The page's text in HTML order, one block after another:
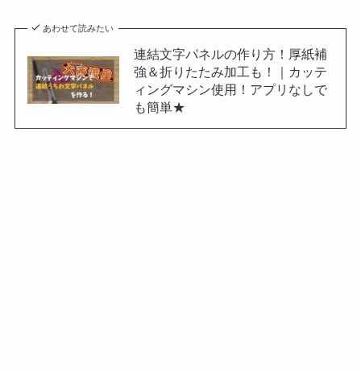
あわせて読みたい
連結文字パネルの作り方！厚紙補
強＆折りたたみ加工も！｜カッテ
ィングマシン使用！アプリなしで
も簡単★